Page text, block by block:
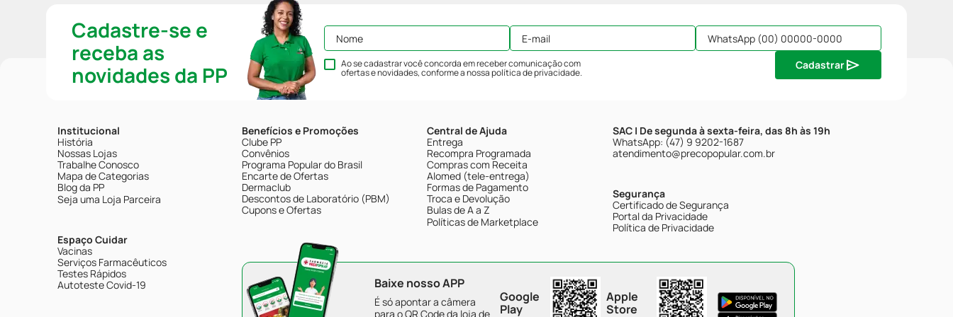
Cadastre-se e
receba as
novidades da PP
Ao se cadastrar você concorda em receber comunicação com
ofertas e novidades, conforme a nossapolítica de privacidade.
Cadastrar
Institucional
História
Nossas Lojas
Trabalhe Conosco
Mapa de Categorias
Blog da PP
Seja uma Loja Parceira
Espaço Cuidar
Vacinas
Serviços Farmacêuticos
Testes Rápidos
Autoteste Covid-19
Benefícios e Promoções
Clube PP
Convênios
Programa Popular do Brasil
Encarte de Ofertas
Dermaclub
Descontos de Laboratório (PBM)
Cupons e Ofertas
Central de Ajuda
Entrega
Recompra Programada
Compras com Receita
Alomed (tele-entrega)
Formas de Pagamento
Troca e Devolução
Bulas de A a Z
Políticas de Marketplace
SAC | De segunda à sexta-feira, das 8h às 19h
WhatsApp: (47) 9 9202-1687
atendimento@precopopular.com.br
Segurança
Certificado de Segurança
Portal da Privacidade
Política de Privacidade
Baixe nosso APP
É só apontar a câmera
para o QR Code da loja de
Google
Play
Apple
Store